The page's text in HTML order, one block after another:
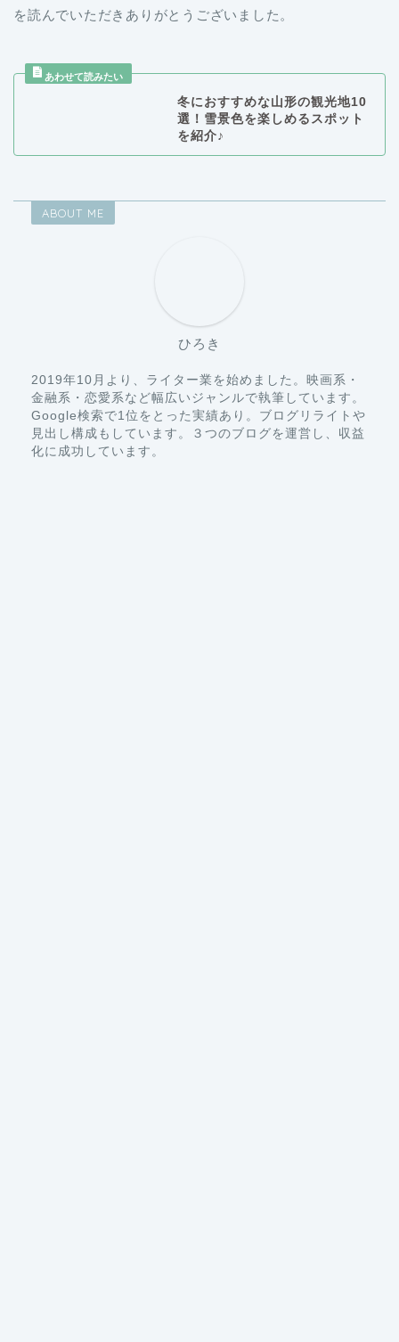
を読んでいただきありがとうございました。
冬におすすめな山形の観光地10
選！雪景色を楽しめるスポット
を紹介♪
ABOUT ME
ひろき
2019年10月より、ライター業を始めました。映画系・
金融系・恋愛系など幅広いジャンルで執筆しています。
Google検索で1位をとった実績あり。ブログリライトや
見出し構成もしています。３つのブログを運営し、収益
化に成功しています。